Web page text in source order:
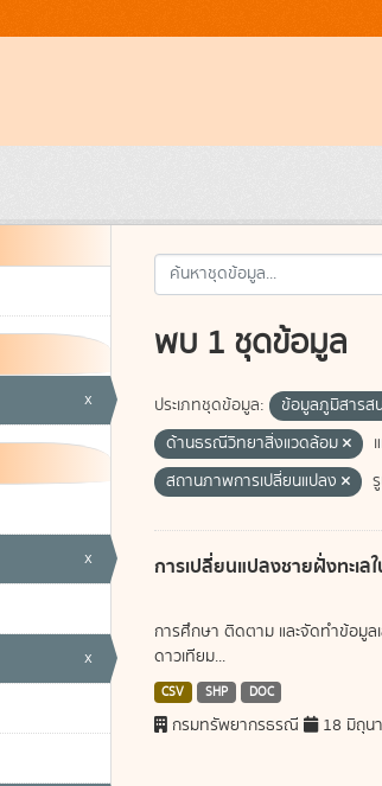
x
x
x
พบ 1 ชุดข้อมูล
ประเภทชุดข้อมูล: ข้อมูลภูมิสารส
ด้านธรณีวิทยาสิ่งแวดล้อม
สถานภาพการเปลี่ยนแปลง
การเปลี่ยนแปลงชายฝั่งทะเล
การศึกษา ติดตาม และจัดทำข้อมูล
ดาวเทียม...
CSV SHP DOC
กรมทรัพยากรธรณี 18 มิถุน